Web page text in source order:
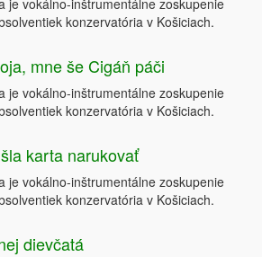
je vokálno-inštrumentálne zoskupenie
konzervatória v Košiciach.
mne še Cigáň páči
je vokálno-inštrumentálne zoskupenie
konzervatória v Košiciach.
karta narukovať
je vokálno-inštrumentálne zoskupenie
konzervatória v Košiciach.
dievčatá